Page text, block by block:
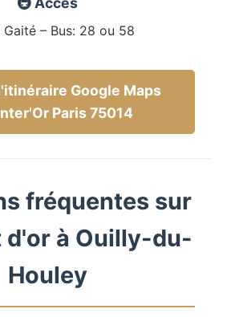
Gaité – Bus: 28 ou 58
Google Maps
Paris 75014
fréquentes sur
d'or à Ouilly-du-
Houley